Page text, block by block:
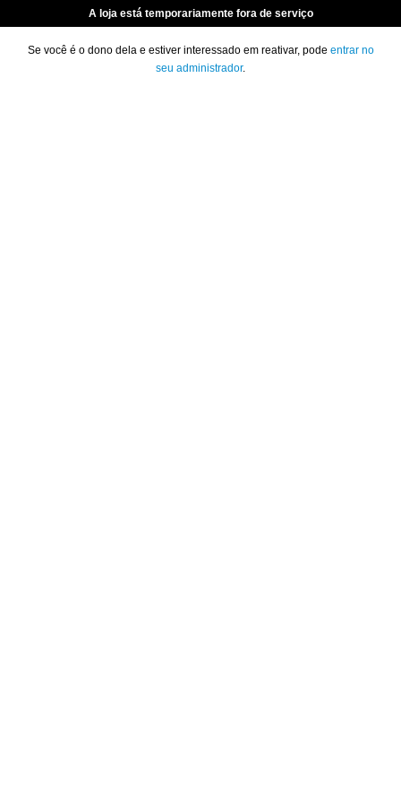
A loja está temporariamente fora de serviço
Se você é o dono dela e estiver interessado em reativar, pode entrar no
seu administrador.